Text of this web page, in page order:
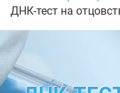
ДНК-тест на